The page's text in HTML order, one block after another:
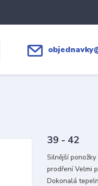
39 - 42
Silnější
prodření Velmi
Dokonalá